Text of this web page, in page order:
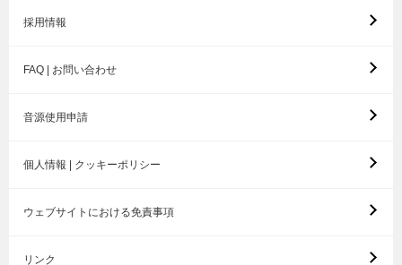
採用情報
FAQ | お問い合わせ
音源使用申請
個人情報 | クッキーポリシー
ウェブサイトにおける免責事項
リンク